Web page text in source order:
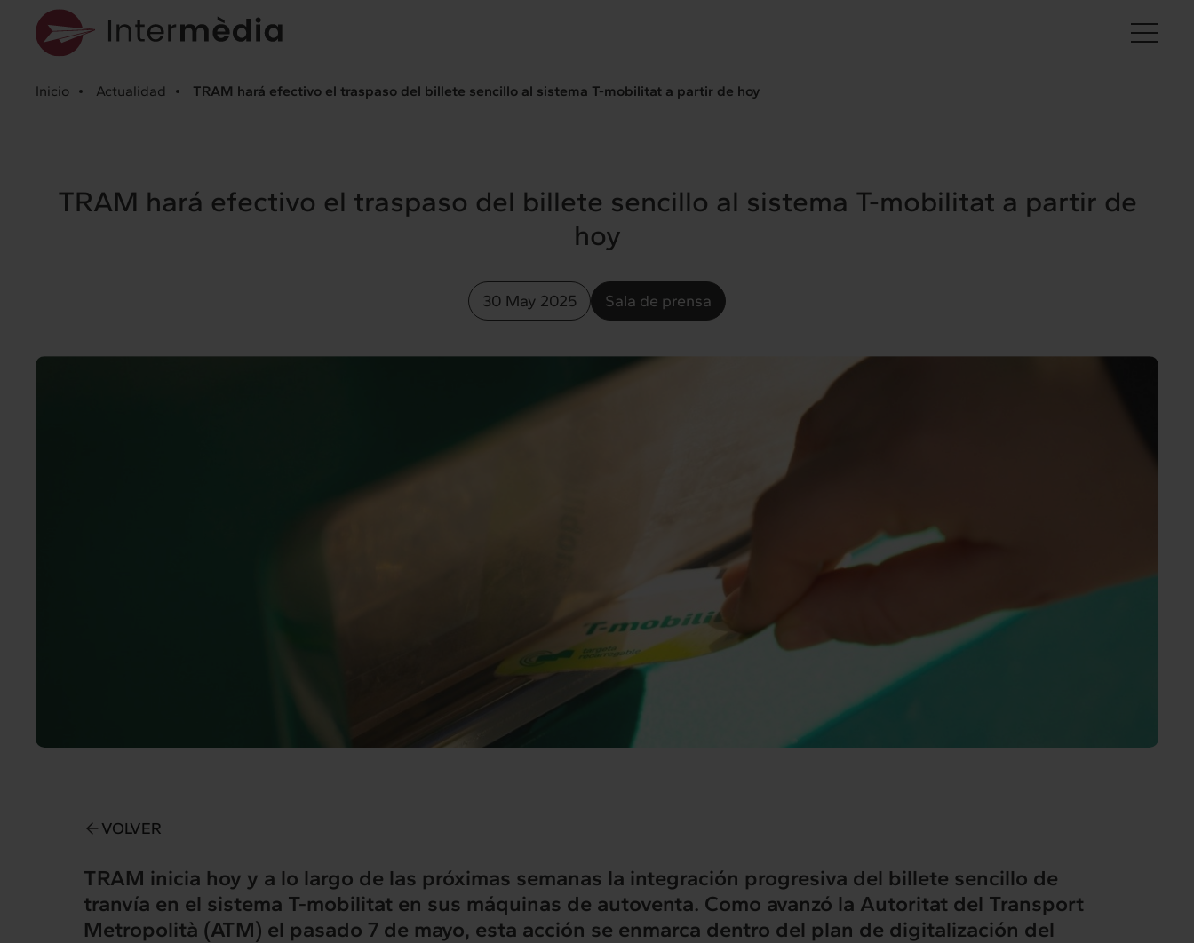
Inicio Actualidad TRAM hará efectivo el traspaso del billete sencillo al sistema T-mobilitat a partir de hoy
TRAM hará efectivo el traspaso del billete sencillo al sistema T-mobilitat a partir de
hoy
30 May 2025 Sala de prensa
VOLVER
TRAM inicia hoy y a lo largo de las próximas semanas la integración progresiva del billete sencillo de
tranvía en el sistema T-mobilitat en sus máquinas de autoventa. Como avanzó la Autoritat del Transport
Metropolità (ATM) el pasado 7 de mayo, esta acción se enmarca dentro del plan de digitalización del